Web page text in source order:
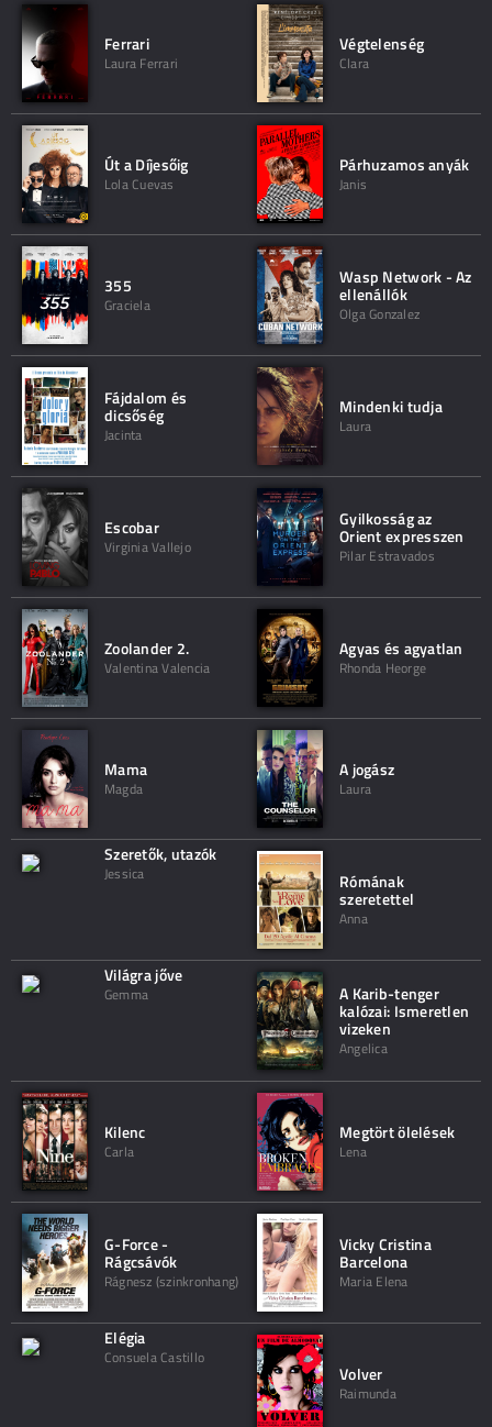
Ferrari
Laura Ferrari
Végtelenség
Clara
Út a Díjesőig
Lola Cuevas
Párhuzamos anyák
Janis
355
Graciela
Wasp Network - Az
ellenállók
Olga Gonzalez
Fájdalom és
dicsőség
Jacinta
Mindenki tudja
Laura
Escobar
Virginia Vallejo
Gyilkosság az
Orient expresszen
Pilar Estravados
Zoolander 2.
Valentina Valencia
Agyas és agyatlan
Rhonda Heorge
Mama
Magda
A jogász
Laura
Szeretők, utazók
Jessica Rómának
szeretettel
Anna
Világra jőve
Gemma A Karib-tenger
kalózai: Ismeretlen
vizeken
Angelica
Kilenc
Carla
Megtört ölelések
Lena
G-Force -
Rágcsávók
Rágnesz (szinkronhang)
Vicky Cristina
Barcelona
Maria Elena
Elégia
Consuela Castillo
Volver
Raimunda